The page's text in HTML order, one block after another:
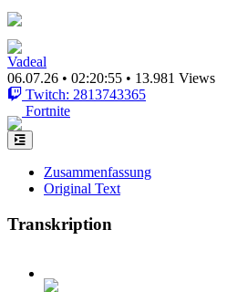
Vadeal
06.07.26 • 02:20:55 • 13.981 Views
Twitch: 2813743365
Fortnite
Zusammenfassung
Original Text
Transkription